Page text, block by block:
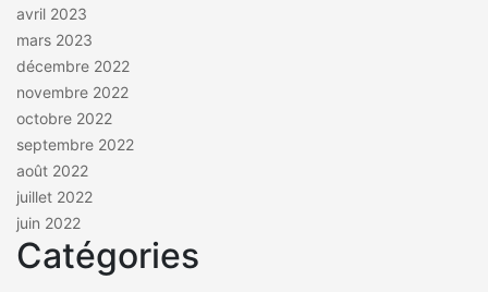
avril 2023
mars 2023
décembre 2022
novembre 2022
octobre 2022
septembre 2022
août 2022
juillet 2022
juin 2022
Catégories